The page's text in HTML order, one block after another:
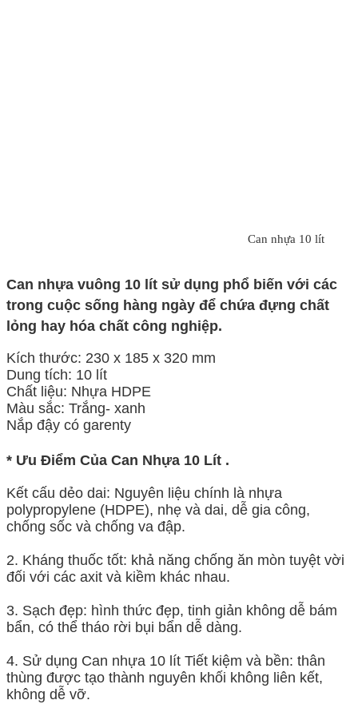
Can nhựa 10 lít
Can nhựa vuông 10 lít sử dụng phổ biến với các
trong cuộc sống hàng ngày để chứa đựng chất
lỏng hay hóa chất công nghiệp.
Kích thước: 230 x 185 x 320 mm
Dung tích: 10 lít
Chất liệu: Nhựa HDPE
Màu sắc: Trắng- xanh
Nắp đậy có garenty
* Ưu Điểm Của Can Nhựa 10 Lít .
Kết cấu dẻo dai: Nguyên liệu chính là nhựa
polypropylene (HDPE), nhẹ và dai, dễ gia công,
chống sốc và chống va đập.
2. Kháng thuốc tốt: khả năng chống ăn mòn tuyệt vời
đối với các axit và kiềm khác nhau.
3. Sạch đẹp: hình thức đẹp, tinh giản không dễ bám
bẩn, có thể tháo rời bụi bẩn dễ dàng.
4. Sử dụng Can nhựa 10 lít Tiết kiệm và bền: thân
thùng được tạo thành nguyên khối không liên kết,
không dễ vỡ.